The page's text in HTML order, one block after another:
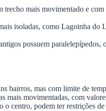
trecho mais movimentado e
isoladas, como Lagoinha do
possuem paralelepípedos,
bairros, mas com limite de
mais movimentadas, com
o centro, podem ter restrições